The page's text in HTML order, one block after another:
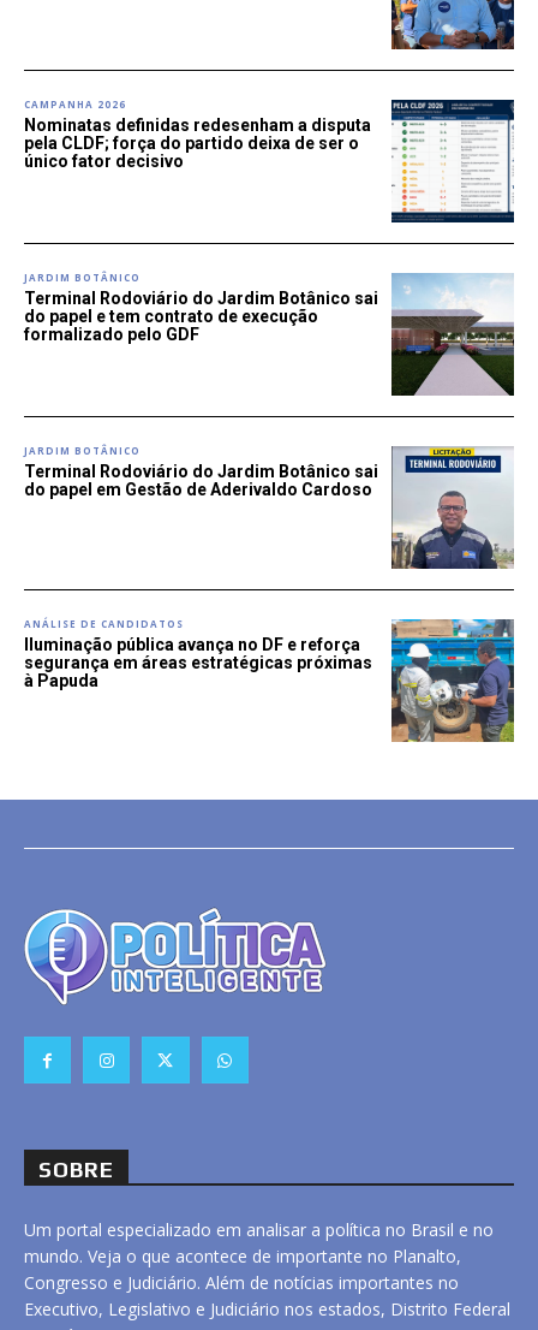
CAMPANHA 2026
Nominatas definidas redesenham a disputa
pela CLDF; força do partido deixa de ser o
único fator decisivo
JARDIM BOTÂNICO
Terminal Rodoviário do Jardim Botânico sai
do papel e tem contrato de execução
formalizado pelo GDF
JARDIM BOTÂNICO
Terminal Rodoviário do Jardim Botânico sai
do papel em Gestão de Aderivaldo Cardoso
ANÁLISE DE CANDIDATOS
Iluminação pública avança no DF e reforça
segurança em áreas estratégicas próximas
à Papuda
SOBRE
Um portal especializado em analisar a política no Brasil e no
mundo. Veja o que acontece de importante no Planalto,
Congresso e Judiciário. Além de notícias importantes no
Executivo, Legislativo e Judiciário nos estados, Distrito Federal